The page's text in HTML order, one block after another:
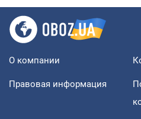
О компании
Правовая информация